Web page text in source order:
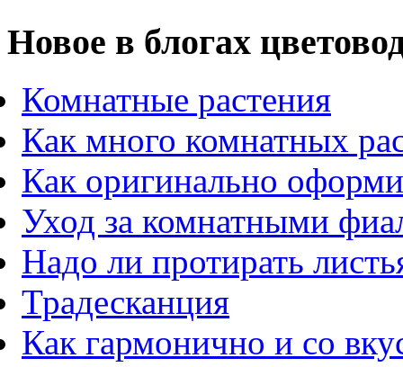
Новое в блогах
Комнатные растения
Как много комнатных
Как оригинально
Уход за комнатными
Надо ли протирать
Традесканция
Как гармонично и со